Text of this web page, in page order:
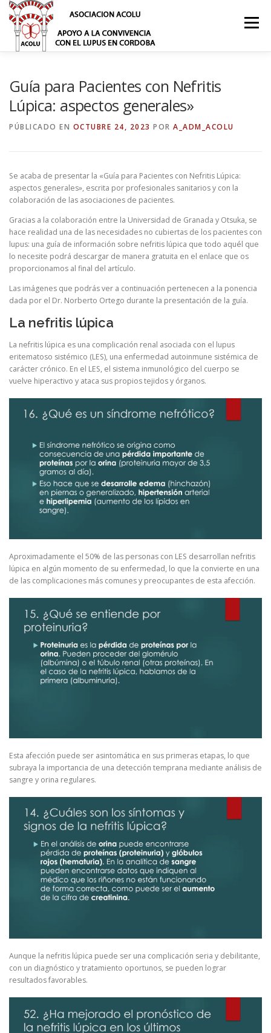
Saltar
contenido
Menú
Guía para Pacientes con Nefritis
Lúpica: aspectos generales»
PÚBLICADO EN OCTUBRE 24, 2023 POR A_ADM_ACOLU
Se acaba de presentar la «Guía para Pacientes con Nefritis Lúpica:
aspectos generales», escrita por profesionales sanitarios y con la
colaboración de las asociaciones de pacientes.
Gracias a la colaboración entre la Universidad de Granada y Otsuka, se
hace realidad una de las necesidades no cubiertas de los pacientes con
lupus: una guía de información sobre nefritis lúpica que todo aquél que
lo necesite podrá descargar de manera gratuita en el enlace que os
proporcionamos al final del artículo.
Las imágenes que podrás ver a continuación pertenecen a la ponencia
dada por el Dr. Norberto Ortego durante la presentación de la guía.
La nefritis lúpica
La nefritis lúpica es una complicación renal asociada con el lupus
eritematoso sistémico (LES), una enfermedad autoinmune sistémica de
carácter crónico. En el LES, el sistema inmunológico del cuerpo se
vuelve hiperactivo y ataca sus propios tejidos y órganos.
Aproximadamente el 50% de las personas con LES desarrollan nefritis
lúpica en algún momento de su enfermedad, lo que la convierte en una
de las complicaciones más comunes y preocupantes de esta afección.
Esta afección puede ser asintomática en sus primeras etapas, lo que
subraya la importancia de una detección temprana mediante análisis de
sangre y orina regulares.
Aunque la nefritis lúpica puede ser una complicación seria y debilitante,
con un diagnóstico y tratamiento oportunos, se pueden lograr
resultados favorables.